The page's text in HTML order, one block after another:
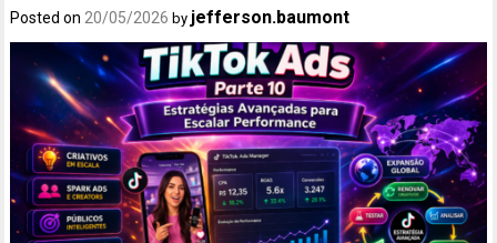
Posted on20/05/2026 by jefferson.baumont